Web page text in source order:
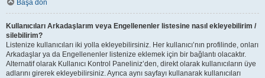
Başa dön
Kullanıcıları Arkadaşlarım veya Engellenenler listesine nasıl ekleyebilirim /
silebilirim?
Listenize kullanıcıları iki yolla ekleyebilirsiniz. Her kullanıcı’nın profilinde, onları
Arkadaşlar ya da Engellenenler listenize eklemek için bir bağlantı olacaktır.
Alternatif olarak Kullanıcı Kontrol Paneliniz’den, direkt olarak kullanıcıların üye
adlarını girerek ekleyebilirsiniz. Ayrıca aynı sayfayı kullanarak kullanıcıları